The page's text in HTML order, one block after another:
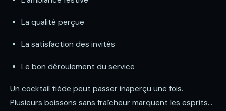
La qualité perçue
La satisfaction des invités
Le bon déroulement du service
Un cocktail tiède peut passer inaperçu une fois.
Plusieurs boissons sans fraîcheur marquent les esprits…